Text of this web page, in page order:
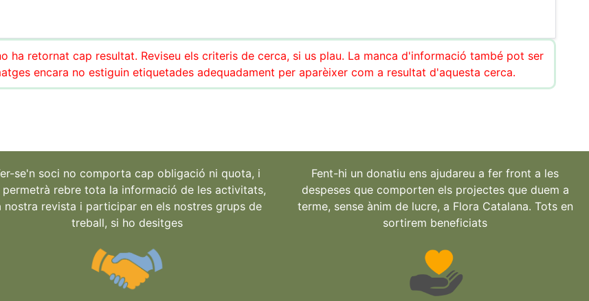
ha retornat cap resultat. Reviseu els criteris de cerca, si us plau. La manca d'informació també pot ser
encara no estiguin etiquetades adequadament per aparèixer com a resultat d'aquesta cerca.
se'n soci no comporta cap obligació ni quota, i
rebre tota la informació de les activitats,
nostra revista i participar en els nostres grups de
treball, si ho desitges
Fent-hi un donatiu ens ajudareu a fer front a les
despeses que comporten els projectes que duem a
terme, sense ànim de lucre, a Flora Catalana. Tots en
sortirem beneficiats